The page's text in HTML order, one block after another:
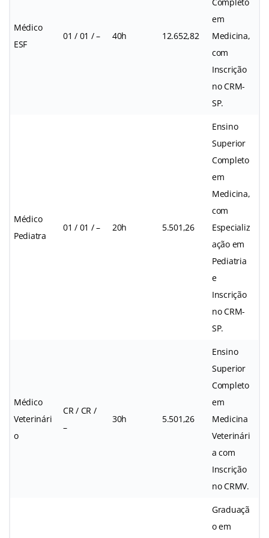
Médico
ESF
01 / 01 / – 40h 12.652,82
em
Medicina,
com
Inscrição
no CRM-
SP.
Médico
Pediatra
01 / 01 / – 20h 5.501,26
Ensino
Superior
Completo
em
Medicina,
com
Especializ
ação em
Pediatria
e
Inscrição
no CRM-
SP.
Médico
Veterinári
o
CR / CR /
–
30h 5.501,26
Ensino
Superior
Completo
em
Medicina
Veterinári
a com
Inscrição
no CRMV.
Graduaçã
o em